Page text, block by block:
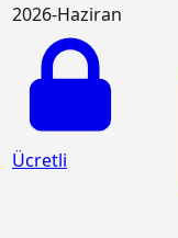
2026-Haziran
Ücretli